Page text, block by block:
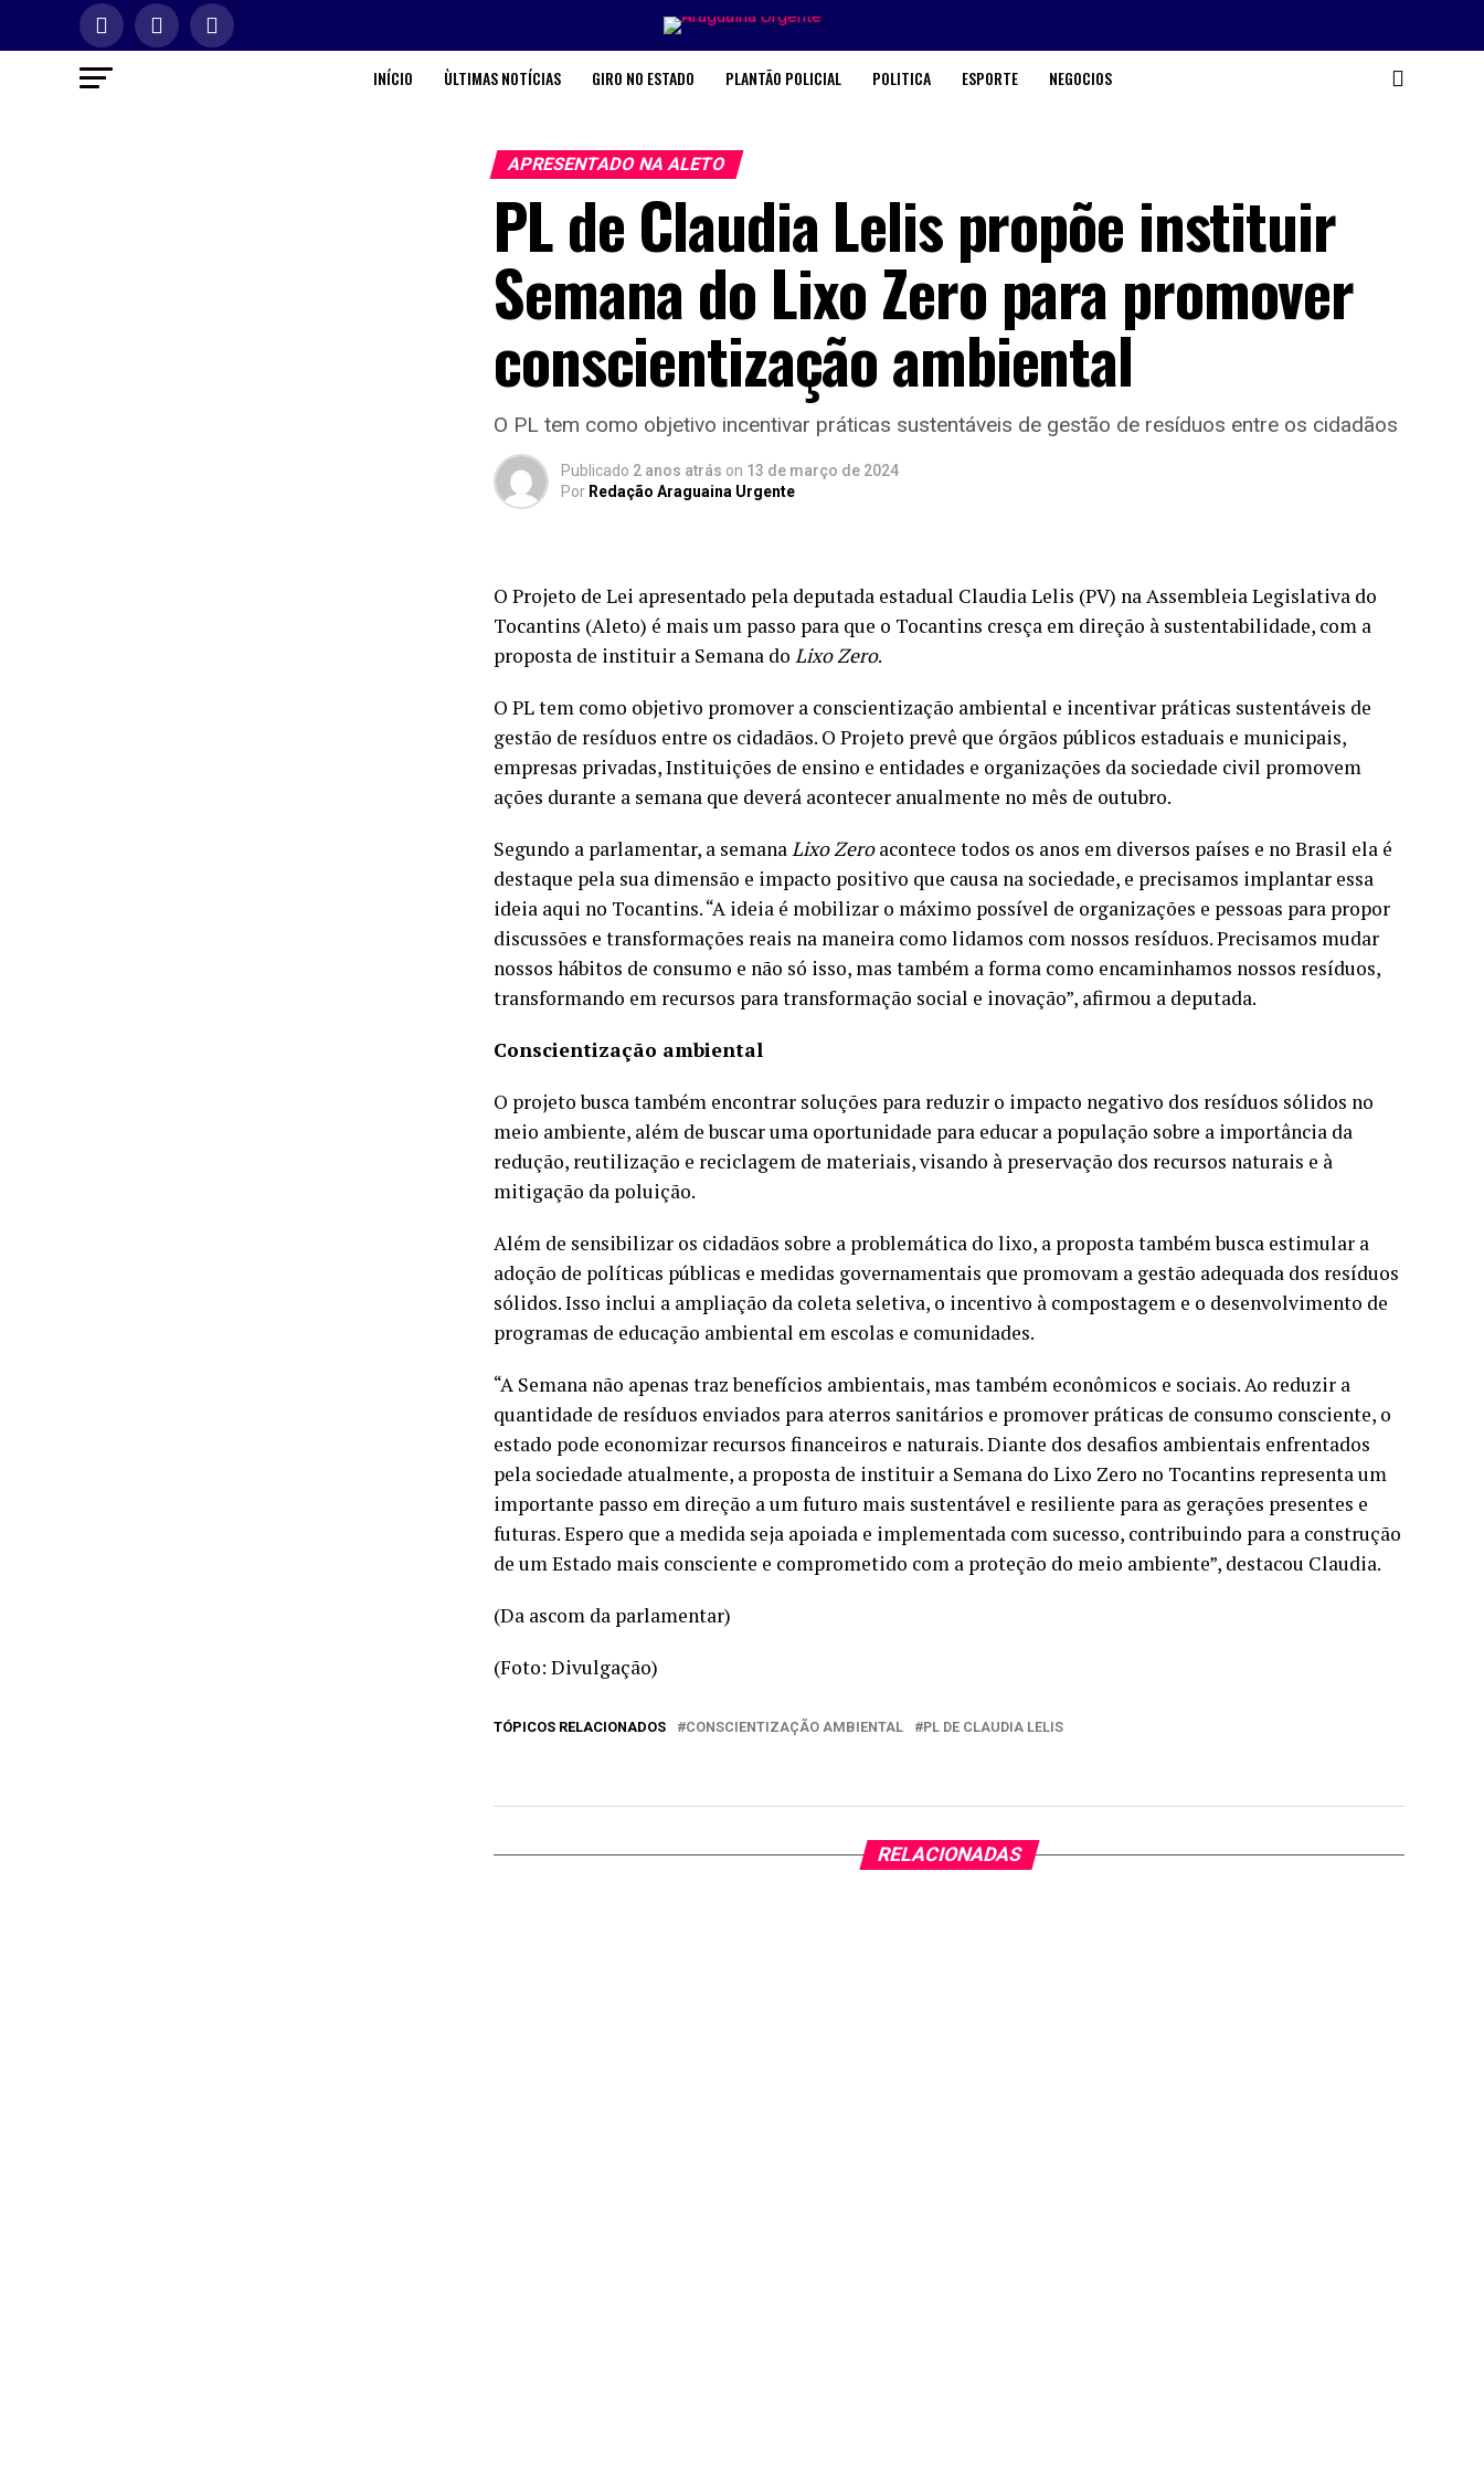
INÍCIO ÙLTIMAS NOTÍCIAS GIRO NO ESTADO PLANTÃO POLICIAL POLITICA ESPORTE NEGOCIOS
APRESENTADO NA ALETO
PL de Claudia Lelis propõe instituir
Semana do Lixo Zero para promover
conscientização ambiental
O PL tem como objetivo incentivar práticas sustentáveis de gestão de resíduos entre os cidadãos
Publicado 2 anos atrás on 13 de março de 2024
Por Redação Araguaina Urgente
O Projeto de Lei apresentado pela deputada estadual Claudia Lelis (PV) na Assembleia Legislativa do
Tocantins (Aleto) é mais um passo para que o Tocantins cresça em direção à sustentabilidade, com a
proposta de instituir a Semana do Lixo Zero.
O PL tem como objetivo promover a conscientização ambiental e incentivar práticas sustentáveis de
gestão de resíduos entre os cidadãos. O Projeto prevê que órgãos públicos estaduais e municipais,
empresas privadas, Instituições de ensino e entidades e organizações da sociedade civil promovem
ações durante a semana que deverá acontecer anualmente no mês de outubro.
Segundo a parlamentar, a semanaLixo Zeroacontece todos os anos em diversos países e no Brasil ela é
destaque pela sua dimensão e impacto positivo que causa na sociedade, e precisamos implantar essa
ideia aqui no Tocantins. “A ideia é mobilizar o máximo possível de organizações e pessoas para propor
discussões e transformações reais na maneira como lidamos com nossos resíduos. Precisamos mudar
nossos hábitos de consumo e não só isso, mas também a forma como encaminhamos nossos resíduos,
transformando em recursos para transformação social e inovação”, afirmou a deputada.
Conscientização ambiental
O projeto busca também encontrar soluções para reduzir o impacto negativo dos resíduos sólidos no
meio ambiente, além de buscar uma oportunidade para educar a população sobre a importância da
redução, reutilização e reciclagem de materiais, visando à preservação dos recursos naturais e à
mitigação da poluição.
Além de sensibilizar os cidadãos sobre a problemática do lixo, a proposta também busca estimular a
adoção de políticas públicas e medidas governamentais que promovam a gestão adequada dos resíduos
sólidos. Isso inclui a ampliação da coleta seletiva, o incentivo à compostagem e o desenvolvimento de
programas de educação ambiental em escolas e comunidades.
“A Semana não apenas traz benefícios ambientais, mas também econômicos e sociais. Ao reduzir a
quantidade de resíduos enviados para aterros sanitários e promover práticas de consumo consciente, o
estado pode economizar recursos financeiros e naturais. Diante dos desafios ambientais enfrentados
pela sociedade atualmente, a proposta de instituir a Semana do Lixo Zero no Tocantins representa um
importante passo em direção a um futuro mais sustentável e resiliente para as gerações presentes e
futuras. Espero que a medida seja apoiada e implementada com sucesso, contribuindo para a construção
de um Estado mais consciente e comprometido com a proteção do meio ambiente”, destacou Claudia.
(Da ascom da parlamentar)
(Foto: Divulgação)
TÓPICOS RELACIONADOS CONSCIENTIZAÇÃO AMBIENTAL PL DE CLAUDIA LELIS
RELACIONADAS